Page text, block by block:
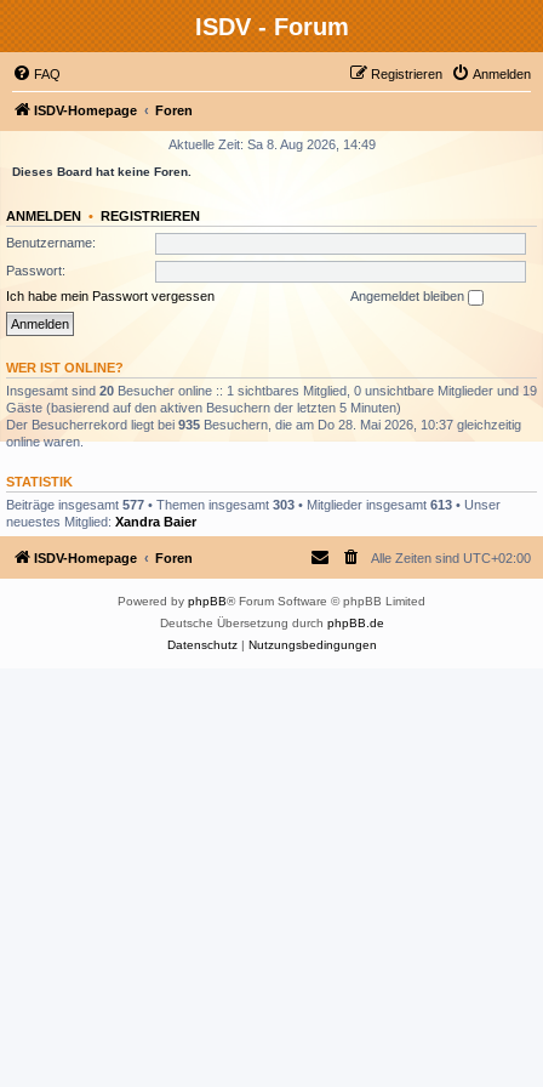
ISDV - Forum
FAQ Anmelden
Registrieren
ISDV-Homepage Foren
Aktuelle Zeit: Sa 8. Aug 2026, 14:49
Dieses Board hat keine Foren.
ANMELDEN • REGISTRIEREN
Benutzername:
Passwort:
Ich habe mein Passwort vergessen
Angemeldet bleiben
WER IST ONLINE?
Insgesamt sind 20 Besucher online :: 1 sichtbares Mitglied, 0 unsichtbare Mitglieder und 19
Gäste (basierend auf den aktiven Besuchern der letzten 5 Minuten)
Der Besucherrekord liegt bei 935 Besuchern, die am Do 28. Mai 2026, 10:37 gleichzeitig
online waren.
STATISTIK
Beiträge insgesamt 577 • Themen insgesamt 303 • Mitglieder insgesamt 613 • Unser
neuestes Mitglied: Xandra Baier
ISDV-Homepage Foren Alle Zeiten sind UTC+02:00
Powered by phpBB® Forum Software © phpBB Limited
Deutsche Übersetzung durch phpBB.de
Datenschutz| Nutzungsbedingungen